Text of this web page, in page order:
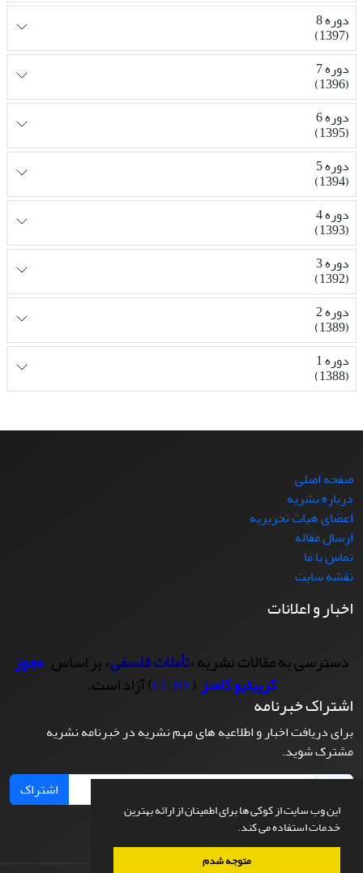
این وب سایت از کوکی ها برای اطمینان از ارائه بهترین
خدمات استفاده می کند.
متوجه شدم
دوره 8
(1397)
دوره 7
(1396)
دوره 6
(1395)
دوره 5
(1394)
دوره 4
(1393)
دوره 3
(1392)
دوره 2
(1389)
دوره 1
(1388)
صفحه اصلی
درباره نشریه
اعضای هیات تحریریه
ارسال مقاله
تماس با ما
نقشه سایت
اخبار و اعلانات
دسترسی به مقالات نشریه «تأملات فلسفی» بر اساس مجوز
کرییتیو کامنز(
CC BY) آزاد است.
اشتراک خبرنامه
برای دریافت اخبار و اطلاعیه های مهم نشریه در خبرنامه نشریه
مشترک شوید.
اشتراک